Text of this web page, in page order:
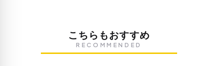
こちらもおすすめ
RECOMMENDED